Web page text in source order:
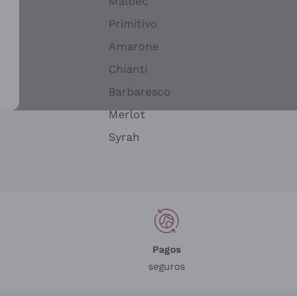
Primitivo
Amarone
Chianti
Barbaresco
Merlot
Syrah
Pagos
seguros